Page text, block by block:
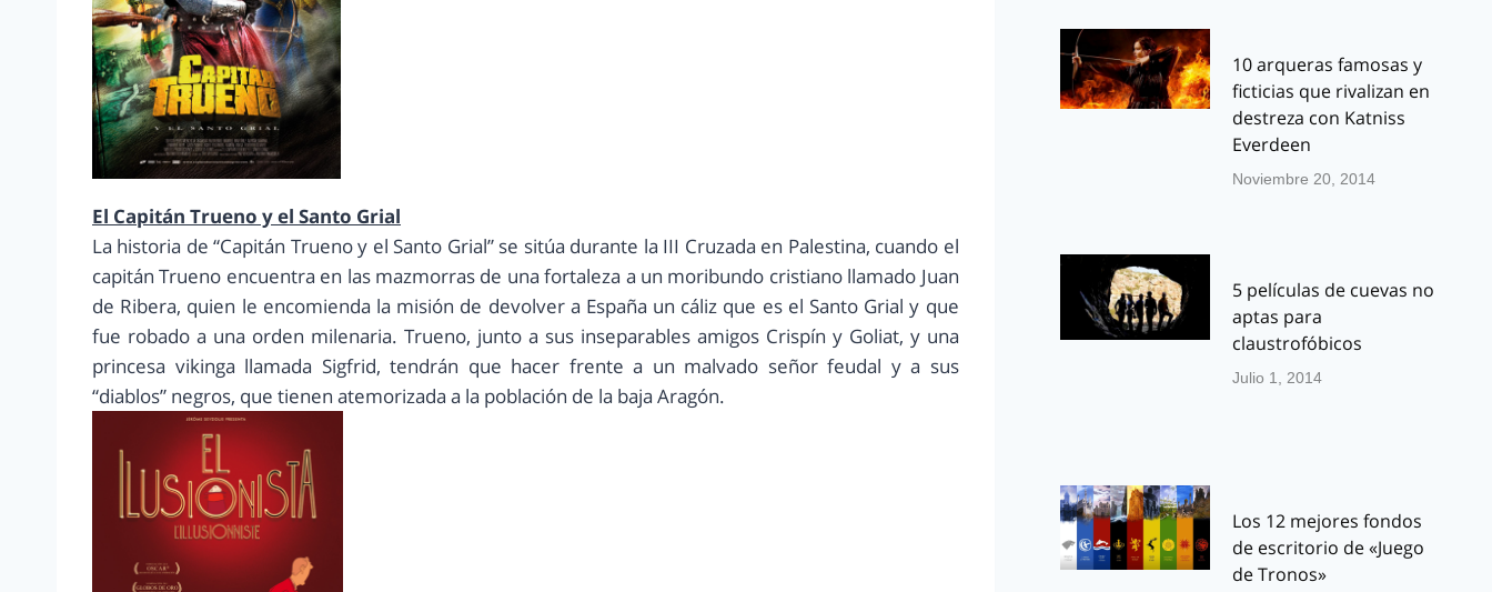
El Capitán Trueno y el Santo Grial
La historia de “Capitán Trueno y el Santo Grial” se sitúa durante la III Cruzada en Palestina, cuando el
capitán Trueno encuentra en las mazmorras de una fortaleza a un moribundo cristiano llamado Juan
de Ribera, quien le encomienda la misión de devolver a España un cáliz que es el Santo Grial y que
fue robado a una orden milenaria. Trueno, junto a sus inseparables amigos Crispín y Goliat, y una
princesa vikinga llamada Sigfrid, tendrán que hacer frente a un malvado señor feudal y a sus
“diablos” negros, que tienen atemorizada a la población de la baja Aragón.
10 arqueras famosas y
ficticias que rivalizan en
destreza con Katniss
Everdeen
Noviembre 20, 2014
5 películas de cuevas no
aptas para
claustrofóbicos
Julio 1, 2014
Los 12 mejores fondos
de escritorio de «Juego
de Tronos»